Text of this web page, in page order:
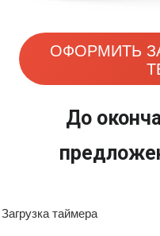
ОФОРМИТЬ
До
Загрузка таймера